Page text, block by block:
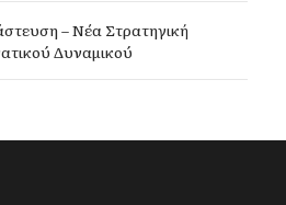
– Νέα Στρατηγική
Δυναμικού